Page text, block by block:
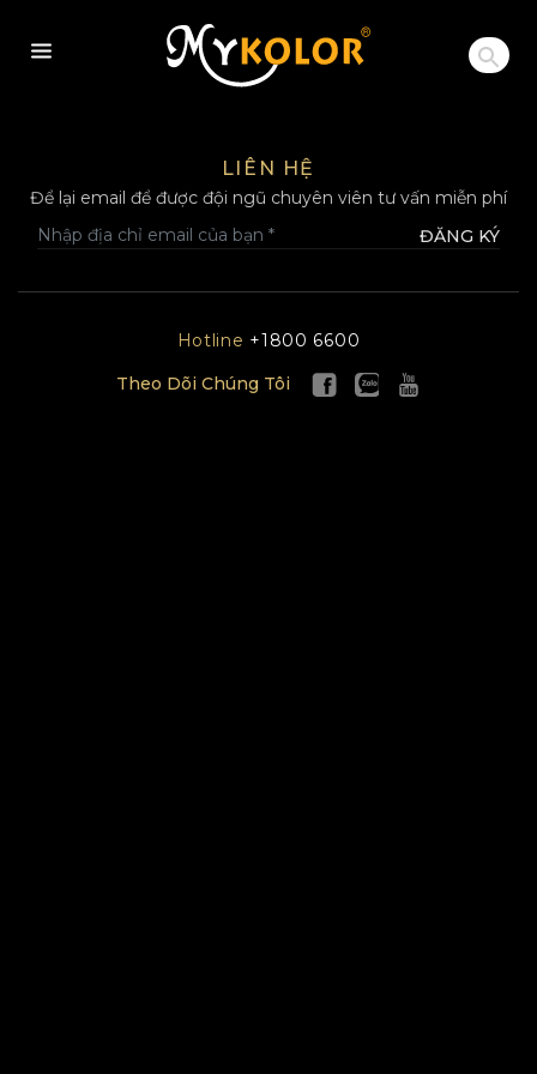
MYKOLOR
LIÊN HỆ
Để lại email để được đội ngũ chuyên viên tư vấn miễn phí
ĐĂNG KÝ
Hotline +1800 6600
Theo Dõi Chúng Tôi